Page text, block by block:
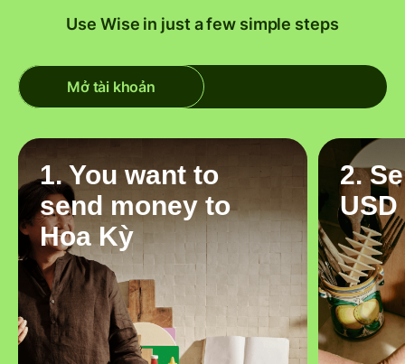
Use Wise in just a few simple steps
Mở tài khoản
1. You want to
send money to
Hoa Kỳ
2.
USD